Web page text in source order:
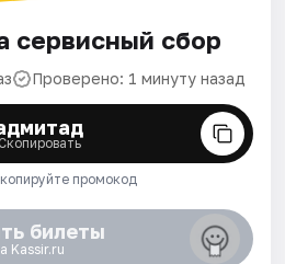
сервисный сбор
Проверено: 1 минуту назад
Скопировать
промокод
билеты
Kassir.ru